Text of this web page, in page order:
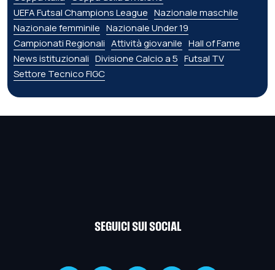
UEFA Futsal Champions League Nazionale maschile
Nazionale femminile Nazionale Under 19
Campionati Regionali Attività giovanile Hall of Fame
News istituzionali Divisione Calcio a 5 Futsal TV
Settore Tecnico FIGC
SEGUICI SUI SOCIAL